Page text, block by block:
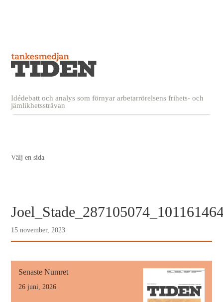
Idédebatt och analys som förnyar arbetarrörelsens frihets- och
jämlikhetssträvan
Välj en sida
15 november, 2023
Senaste Numret
26 juni, 2026